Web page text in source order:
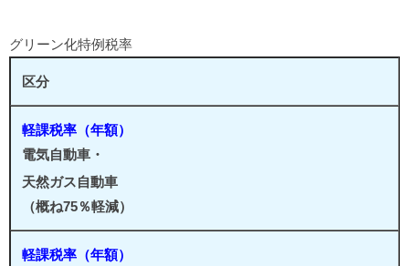
グリーン化特例税率
区分
軽課税率（年額）
電気自動車・
天然ガス自動車
（概ね75％軽減）
軽課税率（年額）